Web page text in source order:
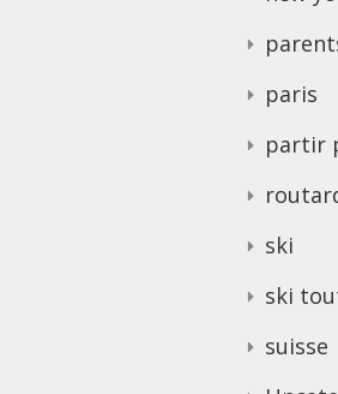
paris
partir
ski
ski
suisse